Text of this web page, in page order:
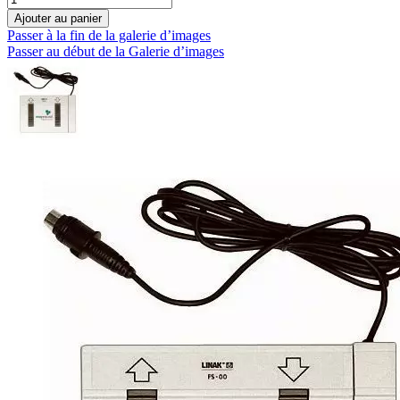
Ajouter au panier
Passer à la fin de la galerie d’images
Passer au début de la Galerie d’images